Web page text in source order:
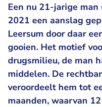
Een nu 21-jarige
2021 een aanslag
Leersum door daar
gooien. Het motief
drugsmilieu, de man
middelen. De
veroordeelt hem tot
maanden, waarvan